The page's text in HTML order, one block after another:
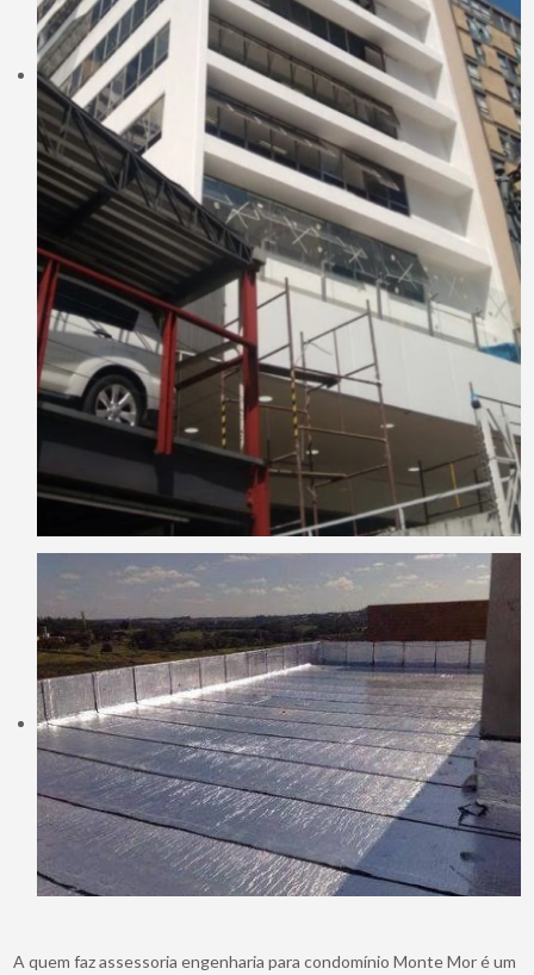
A quem faz assessoria engenharia para condomínio Monte Mor é um